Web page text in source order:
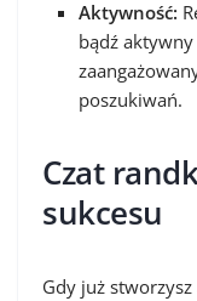
Aktywność:
bądź
poszukiwań.
Czat
sukcesu
Gdy już